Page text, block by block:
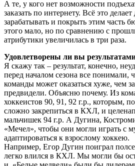
А те, у кого нет возможности
заказать по интернету. Всё это
зарабатывать и покрыть этим часть
этого мало, но по сравнению с
атрибутики увеличилась в три раза.
Удовлетворены ли вы
Я скажу так – результат, конечно,
перед началом сезона все понимали,
команды может оказаться хуже, чем
предвидели. Объясню почему. Из
хоккеистов 90, 91, 92 г.р., которым,
сложно закрепиться в КХЛ, и
мальчишек 94 г.р. А Дугина,
«Мечел», чтобы они могли играть с
адаптироваться к взрослому хоккею.
Например, Егор Дугин поиграл
легко влился в КХЛ. Мы могли бы